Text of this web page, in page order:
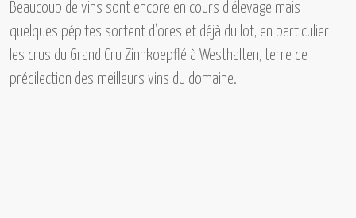
Beaucoup de vins sont encore en cours d’élevage mais
quelques pépites sortent d’ores et déjà du lot, en particulier
les crus du Grand Cru Zinnkoepflé à Westhalten, terre de
prédilection des meilleurs vins du domaine.